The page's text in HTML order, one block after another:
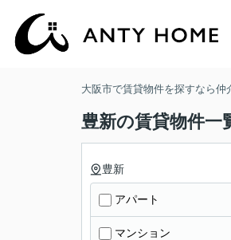
大阪市で賃貸物件を探すなら
豊新の賃貸物件一
豊新
アパート
マンション